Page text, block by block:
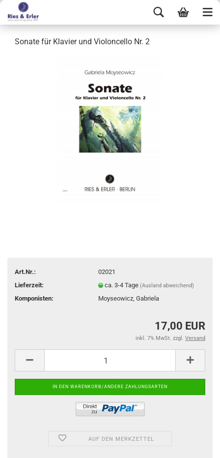
Sonate für Klavier und Violoncello Nr. 2
Art.Nr.:
02021
Lieferzeit:
ca. 3-4 Tage(Ausland abweichend)
Komponisten: Moyseowicz, Gabriela
17,00 EUR
inkl. 7% MwSt. zzgl. Versand
AUF DEN MERKZETTEL